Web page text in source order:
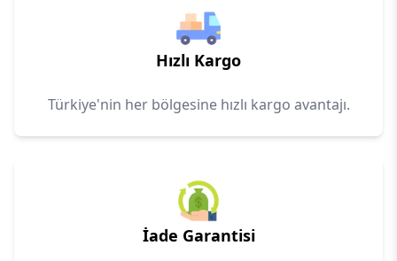
Hızlı Kargo
Türkiye'nin her bölgesine hızlı kargo avantajı.
İade Garantisi